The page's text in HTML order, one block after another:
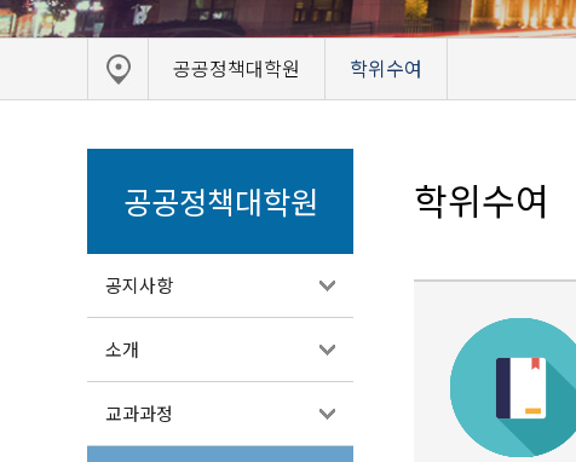
공공정책대학원 학위수여
공공정책대학원
공지사항
소개
교과과정
학위수여